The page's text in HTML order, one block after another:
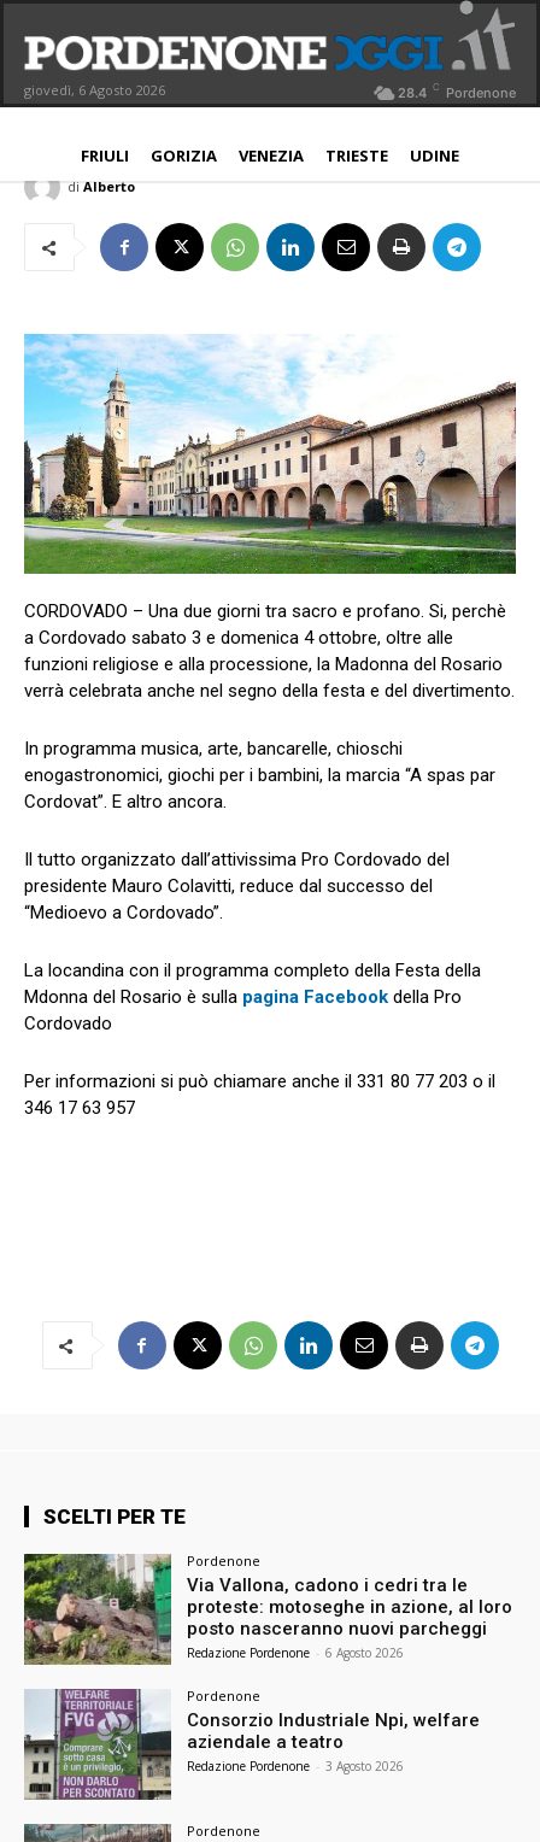
giovedì, 6 Agosto 2026 28.4 C Pordenone
FRIULI GORIZIA VENEZIA TRIESTE UDINE
Cordovado, 3 e 4 ottobre Festa della
Madonna del Rosario
PROVINCIA
di Alberto
CORDOVADO – Una due giorni tra sacro e profano. Si, perchè
a Cordovado sabato 3 e domenica 4 ottobre, oltre alle
funzioni religiose e alla processione, la Madonna del Rosario
verrà celebrata anche nel segno della festa e del divertimento.
In programma musica, arte, bancarelle, chioschi
enogastronomici, giochi per i bambini, la marcia “A spas par
Cordovat”. E altro ancora.
Il tutto organizzato dall’attivissima Pro Cordovado del
presidente Mauro Colavitti, reduce dal successo del
“Medioevo a Cordovado”.
La locandina con il programma completo della Festa della
Mdonna del Rosario è sulla pagina Facebook della Pro
Cordovado
Per informazioni si può chiamare anche il 331 80 77 203 o il
346 17 63 957
SCELTI PER TE
Pordenone
Via Vallona, cadono i cedri tra le
proteste: motoseghe in azione, al loro
posto nasceranno nuovi parcheggi
Redazione Pordenone - 6 Agosto 2026
Pordenone
Consorzio Industriale Npi, welfare
aziendale a teatro
Redazione Pordenone - 3 Agosto 2026
Pordenone